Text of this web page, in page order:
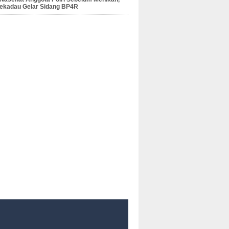
Gelar Sidang BP4R